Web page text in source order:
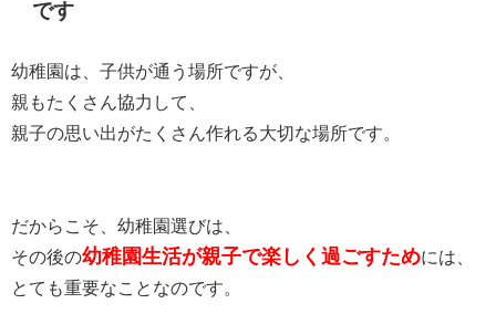
です
幼稚園は、子供が通う場所ですが、
親もたくさん協力して、
親子の思い出がたくさん作れる大切な場所です。
だからこそ、幼稚園選びは、
その後の幼稚園生活が親子で楽しく過ごすためには、
とても重要なことなのです。